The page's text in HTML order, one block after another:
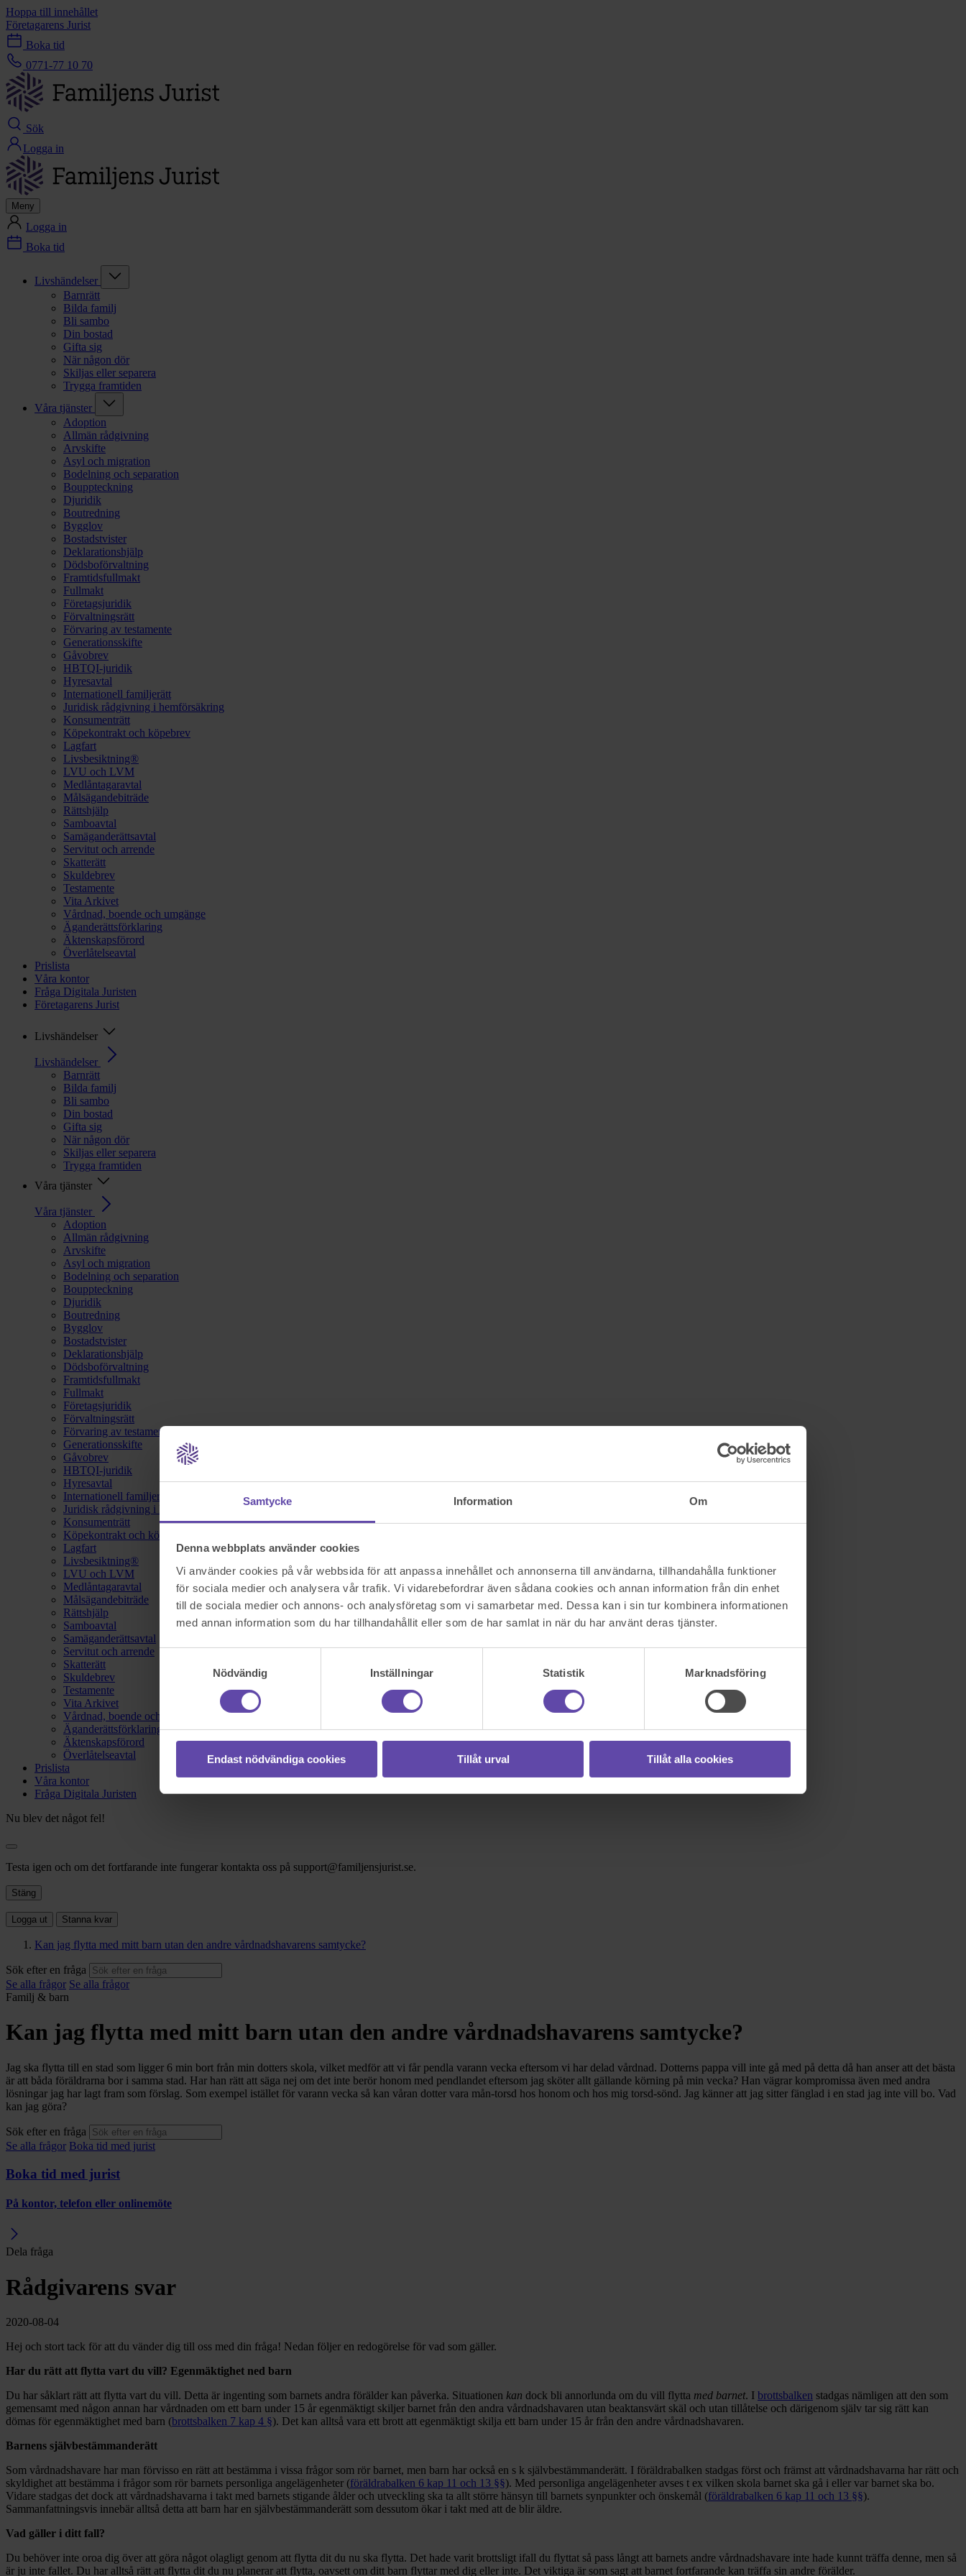
Samtycke Information Om
Denna webbplats använder cookies
Vi använder cookies på vår webbsida för att anpassa innehållet och annonserna till användarna, tillhandahålla funktioner
för sociala medier och analysera vår trafik. Vi vidarebefordrar även sådana cookies och annan information från din enhet
till de sociala medier och annons- och analysföretag som vi samarbetar med. Dessa kan i sin tur kombinera informationen
med annan information som du har tillhandahållit eller som de har samlat in när du har använt deras tjänster.
Nödvändig
Inställningar Statistik Marknadsföring
Endast nödvändiga cookies Tillåt urval Tillåt alla cookies
Hoppa till innehållet
Företagarens Jurist
Boka tid
0771-77 10 70
Sök
Logga in
Meny
Logga in
Boka tid
Livshändelser
Barnrätt
Bilda familj
Bli sambo
Din bostad
Gifta sig
När någon dör
Skiljas eller separera
Trygga framtiden
Våra tjänster
Adoption
Allmän rådgivning
Arvskifte
Asyl och migration
Bodelning och separation
Bouppteckning
Djuridik
Boutredning
Bygglov
Bostadstvister
Deklarationshjälp
Dödsboförvaltning
Framtidsfullmakt
Fullmakt
Företagsjuridik
Förvaltningsrätt
Förvaring av testamente
Generationsskifte
Gåvobrev
HBTQI-juridik
Hyresavtal
Internationell familjerätt
Juridisk rådgivning i hemförsäkring
Konsumenträtt
Köpekontrakt och köpebrev
Lagfart
Livsbesiktning®
LVU och LVM
Medlåntagaravtal
Målsägandebiträde
Rättshjälp
Samboavtal
Samäganderättsavtal
Servitut och arrende
Skatterätt
Skuldebrev
Testamente
Vita Arkivet
Vårdnad, boende och umgänge
Äganderättsförklaring
Äktenskapsförord
Överlåtelseavtal
Prislista
Våra kontor
Fråga Digitala Juristen
Företagarens Jurist
Livshändelser
Livshändelser
Barnrätt
Bilda familj
Bli sambo
Din bostad
Gifta sig
När någon dör
Skiljas eller separera
Trygga framtiden
Våra tjänster
Våra tjänster
Adoption
Allmän rådgivning
Arvskifte
Asyl och migration
Bodelning och separation
Bouppteckning
Djuridik
Boutredning
Bygglov
Bostadstvister
Deklarationshjälp
Dödsboförvaltning
Framtidsfullmakt
Fullmakt
Företagsjuridik
Förvaltningsrätt
Förvaring av testamente
Generationsskifte
Gåvobrev
HBTQI-juridik
Hyresavtal
Internationell familjerätt
Juridisk rådgivning i hemförsäkring
Konsumenträtt
Köpekontrakt och köpebrev
Lagfart
Livsbesiktning®
LVU och LVM
Medlåntagaravtal
Målsägandebiträde
Rättshjälp
Samboavtal
Samäganderättsavtal
Servitut och arrende
Skatterätt
Skuldebrev
Testamente
Vita Arkivet
Vårdnad, boende och umgänge
Äganderättsförklaring
Äktenskapsförord
Överlåtelseavtal
Prislista
Våra kontor
Fråga Digitala Juristen
Nu blev det något fel!
Testa igen och om det fortfarande inte fungerar kontakta oss på support@familjensjurist.se.
Stäng
Logga ut Stanna kvar
Kan jag flytta med mitt barn utan den andre vårdnadshavarens samtycke?
Sök efter en fråga
Se alla frågor Se alla frågor
Familj & barn
Kan jag flytta med mitt barn utan den andre vårdnadshavarens samtycke?
Jag ska flytta till en stad som ligger 6 min bort från min dotters skola, vilket medför att vi får pendla varann vecka eftersom vi har delad vårdnad. Dotterns pappa vill inte gå med på detta då han anser att det bästa
är att båda föräldrarna bor i samma stad. Har han rätt att säga nej om det inte berör honom med pendlandet eftersom jag sköter allt gällande körning på min vecka? Han vägrar kompromissa även med andra
lösningar jag har lagt fram som förslag. Som exempel istället för varann vecka så kan våran dotter vara mån-torsd hos honom och hos mig torsd-sönd. Jag känner att jag sitter fänglad i en stad jag inte vill bo. Vad
kan jag göra?
Sök efter en fråga
Se alla frågor Boka tid med jurist
Boka tid med jurist
På kontor, telefon eller onlinemöte
Dela fråga
Rådgivarens svar
2020-08-04
Hej och stort tack för att du vänder dig till oss med din fråga! Nedan följer en redogörelse för vad som gäller.
Har du rätt att flytta vart du vill? Egenmäktighet ned barn
Du har såklart rätt att flytta vart du vill. Detta är ingenting som barnets andra förälder kan påverka. Situationen kan dock bli annorlunda om du vill flytta med barnet. I brottsbalken stadgas nämligen att den som
gemensamt med någon annan har vårdnaden om ett barn under 15 år egenmäktigt skiljer barnet från den andra vårdnadshavaren utan beaktansvärt skäl och utan tillåtelse och därigenom själv tar sig rätt kan
dömas för egenmäktighet med barn (brottsbalken 7 kap 4 §). Det kan alltså vara ett brott att egenmäktigt skilja ett barn under 15 år från den andre vårdnadshavaren.
Barnens självbestämmanderätt
Som vårdnadshavare har man förvisso en rätt att bestämma i vissa frågor som rör barnet, men barn har också en s k självbestämmanderätt. I föräldrabalken stadgas först och främst att vårdnadshavarna har rätt och
skyldighet att bestämma i frågor som rör barnets personliga angelägenheter (föräldrabalken 6 kap 11 och 13 §§). Med personliga angelägenheter avses t ex vilken skola barnet ska gå i eller var barnet ska bo.
Vidare stadgas det dock att vårdnadshavarna i takt med barnets stigande ålder och utveckling ska ta allt större hänsyn till barnets synpunkter och önskemål (föräldrabalken 6 kap 11 och 13 §§).
Sammanfattningsvis innebär alltså detta att barn har en självbestämmanderätt som dessutom ökar i takt med att de blir äldre.
Vad gäller i ditt fall?
Du behöver inte oroa dig över att göra något olagligt genom att flytta dit du nu ska flytta. Det hade varit brottsligt ifall du flyttat så pass långt att barnets andre vårdnadshavare inte hade kunnt träffa denne, men så
är ju inte fallet. Du har alltså rätt att flytta dit du nu planerar att flytta, oavsett om ditt barn flyttar med dig eller inte. Det viktiga är som sagt att barnet fortfarande kan träffa sin andre förälder.